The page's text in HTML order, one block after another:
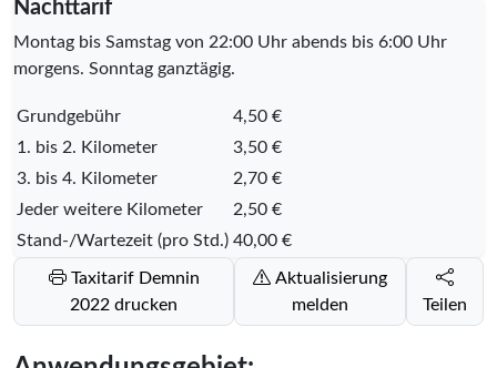
Nachttarif
Montag bis Samstag von 22:00 Uhr abends bis 6:00 Uhr
morgens. Sonntag ganztägig.
Grundgebühr
4,50 €
1. bis 2. Kilometer
3,50 €
3. bis 4. Kilometer
2,70 €
Jeder weitere Kilometer
2,50 €
Stand-/Wartezeit (pro Std.) 40,00 €
Taxitarif Demnin
2022 drucken
Aktualisierung
melden
Teilen